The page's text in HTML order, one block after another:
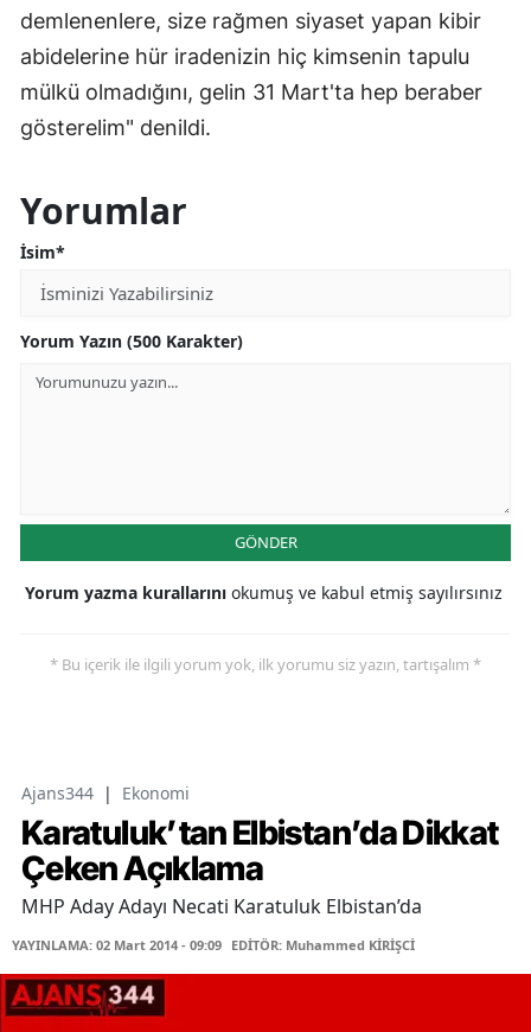
demlenenlere, size rağmen siyaset yapan kibir
abidelerine hür iradenizin hiç kimsenin tapulu
mülkü olmadığını, gelin 31 Mart'ta hep beraber
gösterelim" denildi.
Yorumlar
İsim*
Yorum Yazın (500 Karakter)
GÖNDER
Yorum yazma kurallarını okumuş ve kabul etmiş sayılırsınız
* Bu içerik ile ilgili yorum yok, ilk yorumu siz yazın, tartışalım *
Ajans344 | Ekonomi
Karatuluk’tan Elbistan’da Dikkat
Çeken Açıklama
MHP Aday Adayı Necati Karatuluk Elbistan’da
YAYINLAMA: 02 Mart 2014 - 09:09 EDİTÖR: Muhammed KİRİŞCİ